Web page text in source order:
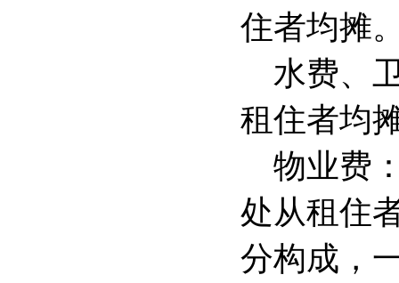
住者均摊
水费、
租住者均
物业费
处从租住
分构成，